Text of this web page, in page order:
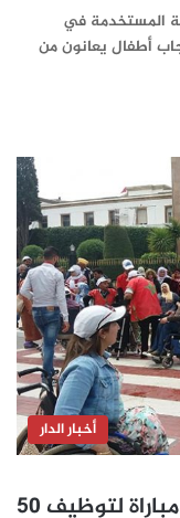
المستخدمة في
أطفال يعانون من
أخبار الدار
بعد الاحتجاجات في الرباط.. أول مباراة لتوظيف 50